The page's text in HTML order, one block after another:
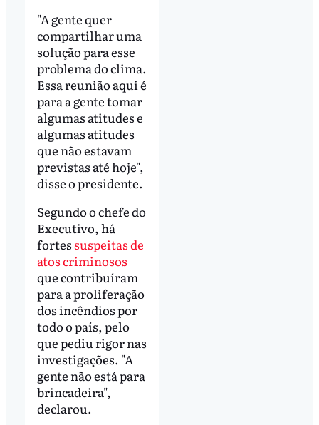
"A gente quer
compartilhar uma
solução para esse
problema do clima.
Essa reunião aqui é
para a gente tomar
algumas atitudes e
algumas atitudes
que não estavam
previstas até hoje",
disse o presidente.
Segundo o chefe do
Executivo, há
fortes suspeitas de
atos criminosos
que contribuíram
para a proliferação
dos incêndios por
todo o país, pelo
que pediu rigor nas
investigações. "A
gente não está para
brincadeira",
declarou.